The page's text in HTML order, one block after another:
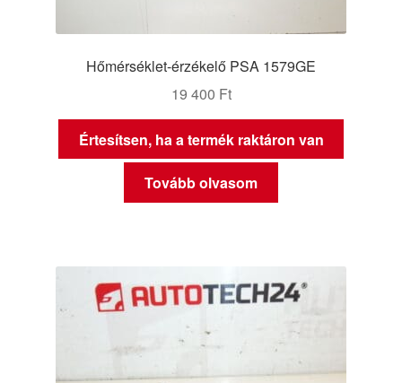
Hőmérséklet-érzékelő PSA 1579GE
19 400 Ft
Értesítsen, ha a termék raktáron van
Tovább olvasom